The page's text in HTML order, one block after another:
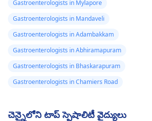
Gastroenterologists in Mylapore
Gastroenterologists in Mandaveli
Gastroenterologists in Adambakkam
Gastroenterologists in Abhiramapuram
Gastroenterologists in Bhaskarapuram
Gastroenterologists in Chamiers Road
చెన్నైలోని టాప్ స్పెషాలిటీ వైద్యులు